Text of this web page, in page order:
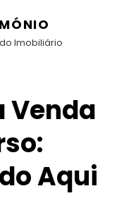
Imobiliário
Venda
Aqui